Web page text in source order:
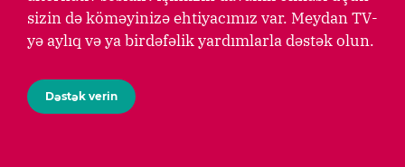
sizin də köməyinizə ehtiyacımız var. Meydan TV-
yə aylıq və ya birdəfəlik yardımlarla dəstək olun.
Dəstək verin